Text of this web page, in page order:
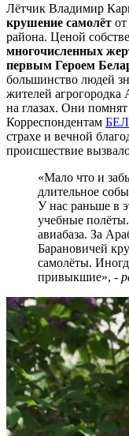
Лётчик Владимир
крушение самолёт
района. Ценой
многочисленных
первым Героем
большинство людей
жителей агрогородка
на глазах. Они помнят
Корреспондентам
страхе и вечной
происшествие
«Мало что и
длительное
У нас раньше в
учебные
авиабаза. За
Барановичей
самолёты.
привыкшие», -